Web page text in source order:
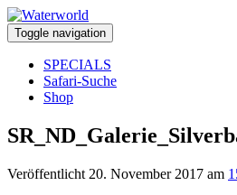
Toggle navigation
SPECIALS
Safari-Suche
Shop
Veröffentlicht 20. November 2017 am